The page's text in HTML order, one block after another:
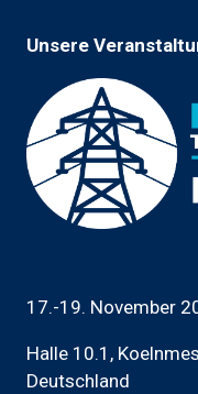
Unsere
17.-19. November
Halle 10.1,
Deutschland